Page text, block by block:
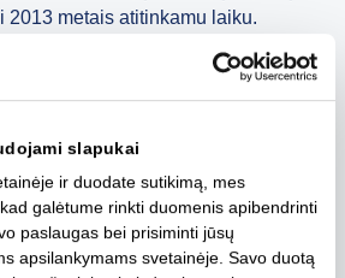
slapukai
ir duodate sutikimą, mes
galėtume rinkti duomenis apibendrinti
paslaugas bei prisiminti jūsų
apsilankymams svetainėje. Savo duotą
2013 metais atitinkamu laiku.
galima pateikti prisijungus
www.manoelektra.lt, el. paštu
į artimiausią klientų